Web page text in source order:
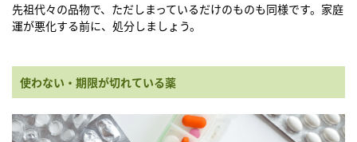
先祖代々の品物で、ただしまっているだけのものも同様です。家庭
運が悪化する前に、処分しましょう。
使わない・期限が切れている薬